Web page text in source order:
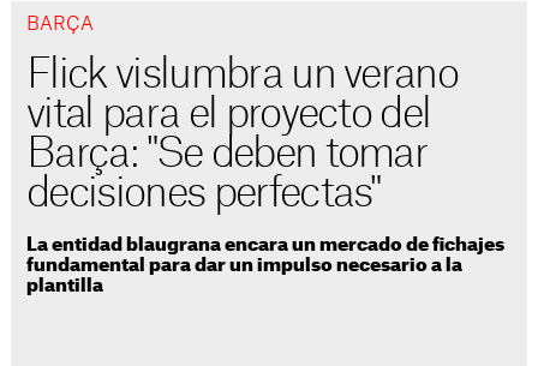
BARÇA
Flick vislumbra un verano
vital para el proyecto del
Barça: "Se deben tomar
decisiones perfectas"
La entidad blaugrana encara un mercado de fichajes
fundamental para dar un impulso necesario a la
plantilla